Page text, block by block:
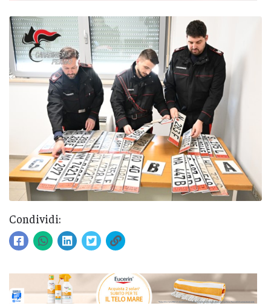
Condividi: